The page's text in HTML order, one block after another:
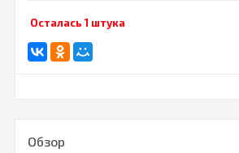
Осталась 1 штука
Обзор